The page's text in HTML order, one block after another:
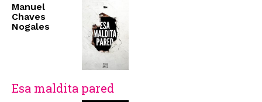
Manuel
Chaves
Nogales
Esa maldita pared